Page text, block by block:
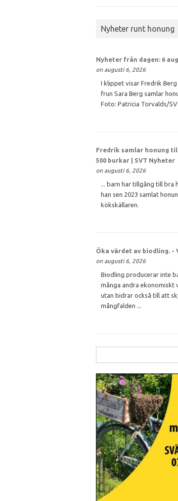
Nyheter runt honung
Nyheter från dagen: 6
on augusti 6, 2026
I klippet visar Fredrik
frun Sara Berg samlar
Foto: Patricia Torvalds/
Fredrik samlar honung
500 burkar | SVT Nyheter
on augusti 6, 2026
... barn har tillgång till bra
han sen 2023 samlat
kökskällaren.
Öka värdet av biodling. -
on augusti 6, 2026
Biodling producerar inte
många andra ekonomiskt
utan bidrar också till att
mångfalden ...
efter: